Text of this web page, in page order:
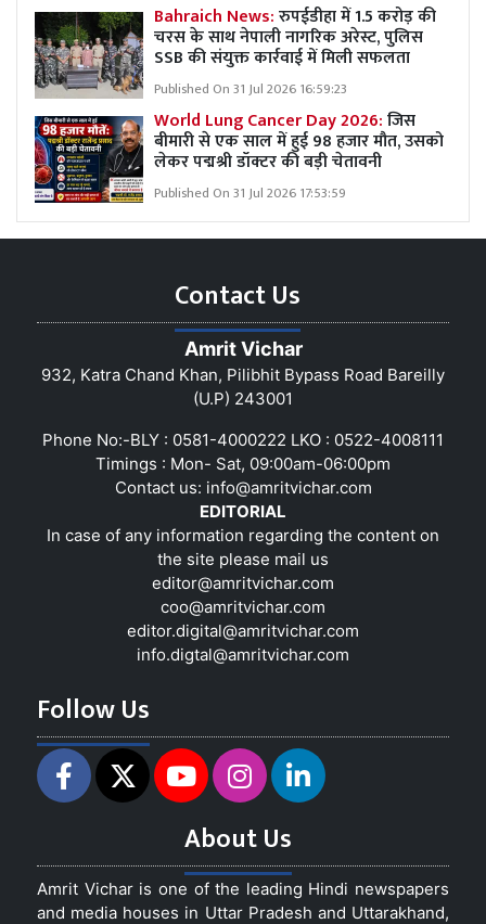
Bahraich News:रुपईडीहा में 1.5 करोड़ की
चरस के साथ नेपाली नागरिक अरेस्ट, पुलिस
SSB की संयुक्त कार्रवाई में मिली सफलता
Published On 31 Jul 2026 16:59:23
World Lung Cancer Day 2026:जिस
बीमारी से एक साल में हुई 98 हजार मौत, उसको
लेकर पद्मश्री डॉक्टर की बड़ी चेतावनी
Published On 31 Jul 2026 17:53:59
Contact Us
Amrit Vichar
932, Katra Chand Khan, Pilibhit Bypass Road Bareilly
(U.P) 243001
Phone No:-BLY : 0581-4000222 LKO : 0522-4008111
Timings : Mon- Sat, 09:00am-06:00pm
Contact us: info@amritvichar.com
EDITORIAL
In case of any information regarding the content on
the site please mail us
editor@amritvichar.com
coo@amritvichar.com
editor.digital@amritvichar.com
info.digtal@amritvichar.com
Follow Us
About Us
Amrit Vichar is one of the leading Hindi newspapers
and media houses in Uttar Pradesh and Uttarakhand,